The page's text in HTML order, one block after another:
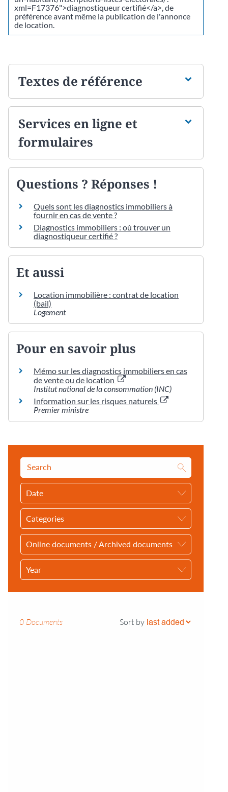
xml=F17376">diagnostiqueur certifié</a>, de
préférence avant même la publication de l'annonce
de location.
Textes de référence
Services en ligne et
formulaires
Questions ? Réponses !
Quels sont les diagnostics immobiliers à
fournir en cas de vente ?
Diagnostics immobiliers : où trouver un
diagnostiqueur certifié ?
Et aussi
Location immobilière : contrat de location
(bail)
Logement
Pour en savoir plus
Mémo sur les diagnostics immobiliers en cas
de vente ou de location
Institut national de la consommation (INC)
Information sur les risques naturels
Premier ministre